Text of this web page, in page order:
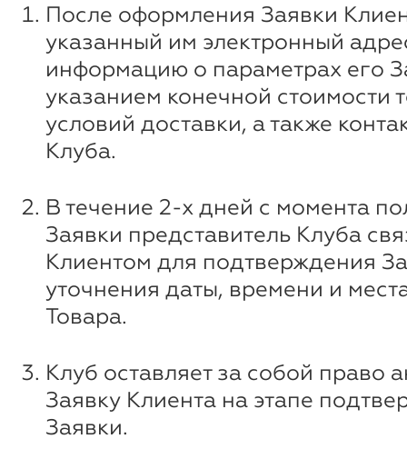
После оформления Заявки
указанный им электронный
информацию о параметрах его
указанием конечной стоимости
условий доставки, а также
Клуба.
В течение 2-х дней с момента
Заявки представитель Клуба
Клиентом для подтверждения
уточнения даты, времени и
Товара.
Клуб оставляет за собой право
Заявку Клиента на этапе
Заявки.